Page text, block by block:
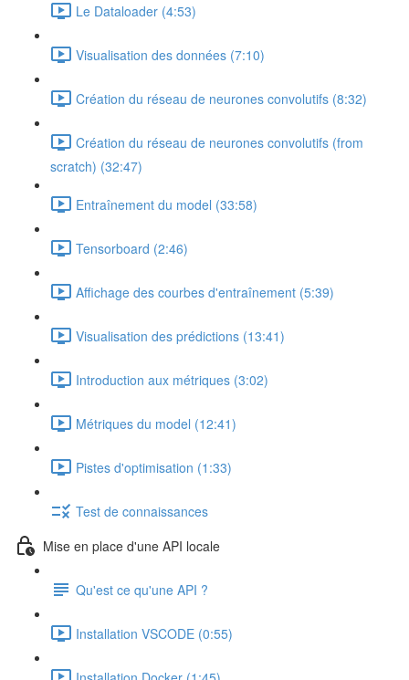
Le Dataloader (4:53)
Visualisation des données (7:10)
Création du réseau de neurones convolutifs (8:32)
Création du réseau de neurones convolutifs (from
scratch) (32:47)
Entraînement du model (33:58)
Tensorboard (2:46)
Affichage des courbes d'entraînement (5:39)
Visualisation des prédictions (13:41)
Introduction aux métriques (3:02)
Métriques du model (12:41)
Pistes d'optimisation (1:33)
Test de connaissances
Mise en place d'une API locale
Qu'est ce qu'une API ?
Installation VSCODE (0:55)